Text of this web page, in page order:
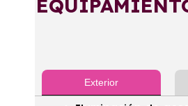
Exterior